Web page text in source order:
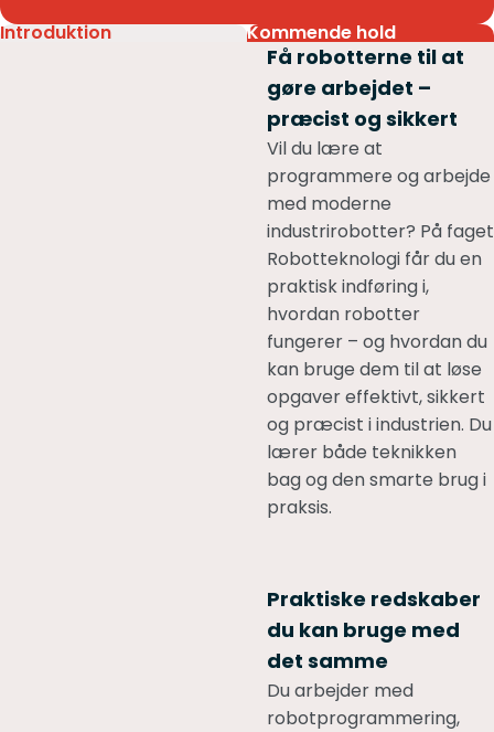
Introduktion Kommende hold
Få robotterne til at
gøre arbejdet –
præcist og sikkert
Vil du lære at
programmere og arbejde
med moderne
industrirobotter? På faget
Robotteknologi får du en
praktisk indføring i,
hvordan robotter
fungerer – og hvordan du
kan bruge dem til at løse
opgaver effektivt, sikkert
og præcist i industrien. Du
lærer både teknikken
bag og den smarte brug i
praksis.
Praktiske redskaber
du kan bruge med
det samme
Du arbejder med
robotprogrammering,